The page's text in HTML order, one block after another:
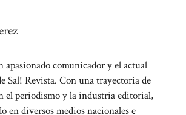
apasionado comunicador y el actual
Sal! Revista. Con una trayectoria de
el periodismo y la industria editorial,
en diversos medios nacionales e